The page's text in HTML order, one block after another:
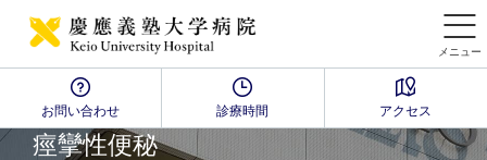
メニュー
お問い合わせ 診療時間 アクセス
Disease Name Search
痙攣性便秘